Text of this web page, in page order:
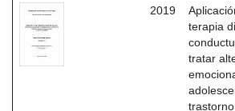
2019
terapia
tratar